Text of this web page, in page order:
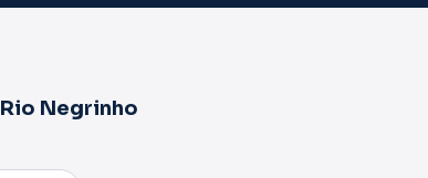
Rio Negrinho